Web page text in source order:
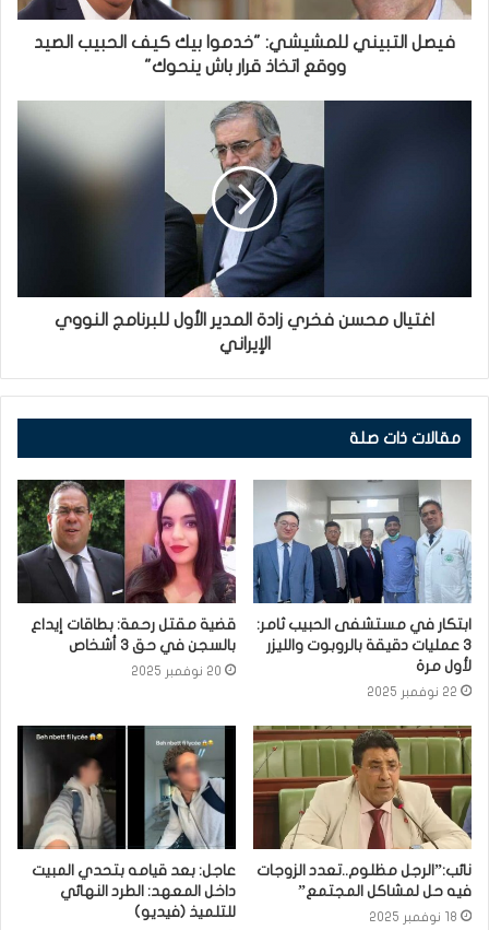
فيصل التبيني للمشيشي: "خدموا بيك كيف الحبيب الصيد
ووقع اتخاذ قرار باش ينحوك"
اغتيال محسن فخري زادة المدير الأول للبرنامج النووي
الإيراني
مقالات ذات صلة
ابتكار في مستشفى الحبيب ثامر:
3 عمليات دقيقة بالروبوت والليزر
لأول مرة
22 نوفمبر 2025
قضية مقتل رحمة: بطاقات إيداع
بالسجن في حق 3 أشخاص
20 نوفمبر 2025
نائب:”الرجل مظلوم..تعدد الزوجات
فيه حل لمشاكل المجتمع”
18 نوفمبر 2025
عاجل: بعد قيامه بتحدي المبيت
داخل المعهد: الطرد النهائي
للتلميذ (فيديو)